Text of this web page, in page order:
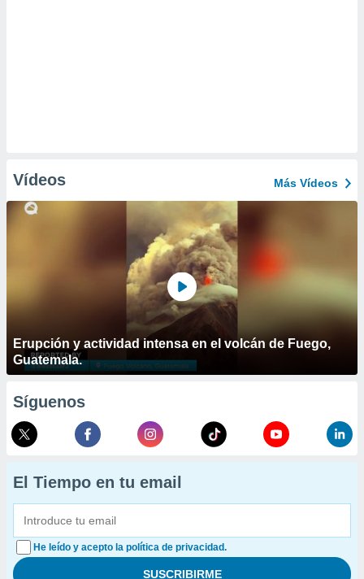
Vídeos Más Vídeos
Erupción y actividad intensa en el volcán de Fuego,
Guatemala.
Síguenos
El Tiempo en tu email
He leído y acepto la política de privacidad.